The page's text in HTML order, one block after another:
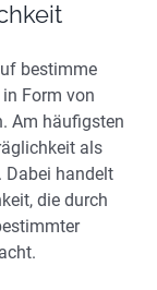
bestimme
Form von
Am häufigsten
als
Dabei handelt
die durch